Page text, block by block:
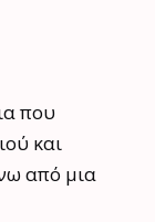
που
και
από μια